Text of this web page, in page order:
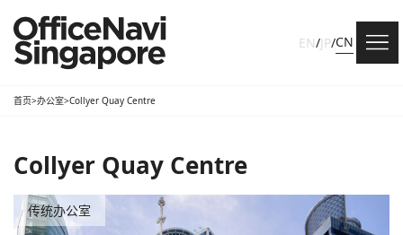
EN/JP/CN
首页>办公室>Collyer Quay Centre
Collyer Quay Centre
传统办公室